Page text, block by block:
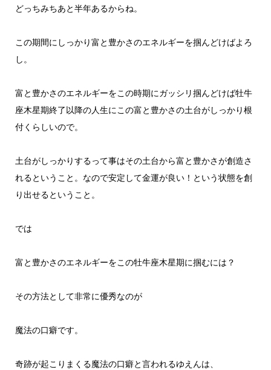
どっちみちあと半年あるからね。
この期間にしっかり富と豊かさのエネルギーを掴んどけばよろ
し。
富と豊かさのエネルギーをこの時期にガッシリ掴んどけば牡牛
座木星期終了以降の人生にこの富と豊かさの土台がしっかり根
付くらしいので。
土台がしっかりするって事はその土台から富と豊かさが創造さ
れるということ。なので安定して金運が良い！という状態を創
り出せるということ。
では
富と豊かさのエネルギーをこの牡牛座木星期に掴むには？
その方法として非常に優秀なのが
魔法の口癖です。
奇跡が起こりまくる魔法の口癖と言われるゆえんは、